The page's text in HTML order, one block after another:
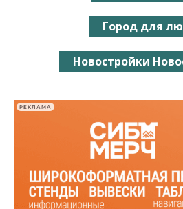
Город для
Новостройки
РЕКЛАМА